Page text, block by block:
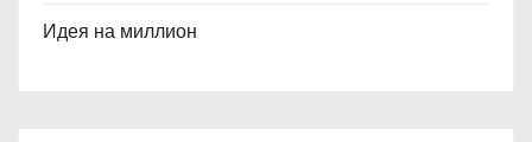
Идея на миллион